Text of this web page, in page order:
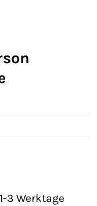
3 Werktage